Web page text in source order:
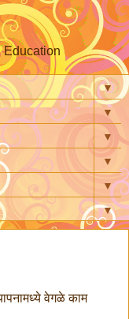
Education
▼
▼
▼
▼
▼
▼
वेगळे काम